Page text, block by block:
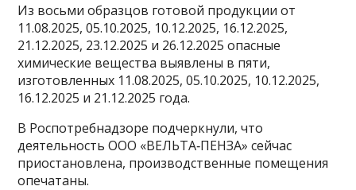
Из восьми образцов готовой продукции от
11.08.2025, 05.10.2025, 10.12.2025, 16.12.2025,
21.12.2025, 23.12.2025 и 26.12.2025 опасные
химические вещества выявлены в пяти,
изготовленных 11.08.2025, 05.10.2025, 10.12.2025,
16.12.2025 и 21.12.2025 года.
В Роспотребнадзоре подчеркнули, что
деятельность ООО «ВЕЛЬТА‑ПЕНЗА» сейчас
приостановлена, производственные помещения
опечатаны.